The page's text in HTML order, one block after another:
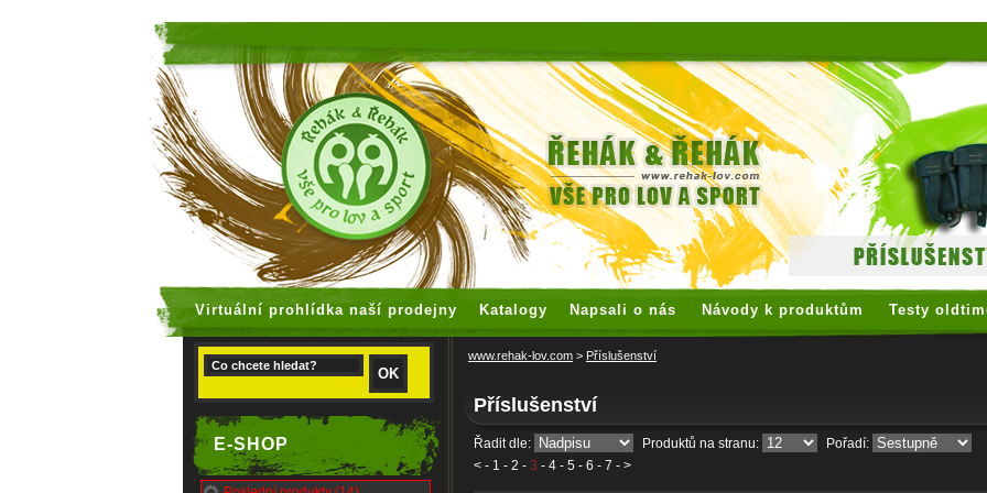
Virtuální prohlídka naší prodejny Katalogy Napsali o nás Návody k produktům Testy
E-SHOP
www.rehak-lov.com > Příslušenství
Příslušenství
Řadit dle: Produktů na stranu:
Pořadí:
< - 1 - 2 - 3 - 4 - 5 - 6 - 7 - >